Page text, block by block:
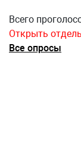
Всего
Открыть
Все опросы